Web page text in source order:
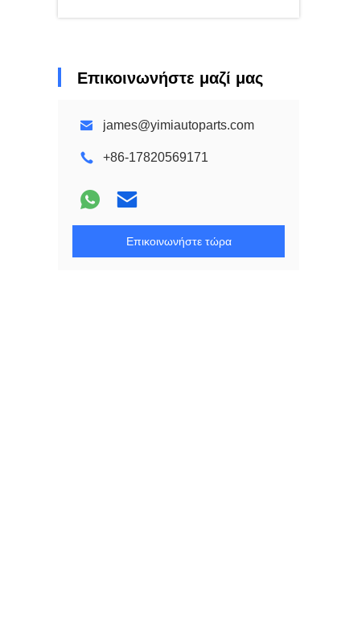
Επικοινωνήστε μαζί μας
james@yimiautoparts.com
+86-17820569171
Επικοινωνήστε τώρα